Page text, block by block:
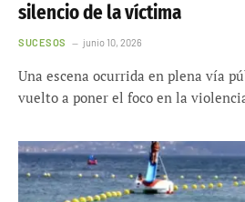
silencio de la víctima
SUCESOS junio 10, 2026
Una escena ocurrida en plena vía
vuelto a poner el foco en la